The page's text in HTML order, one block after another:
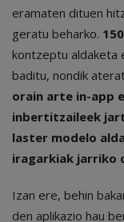
eramaten dituen
geratu beharko.
kontzeptu aldaketa
baditu, nondik
orain arte in-app
inbertitzaileek
laster modelo
iragarkiak jarriko
Izan ere, behin
den aplikazio hau